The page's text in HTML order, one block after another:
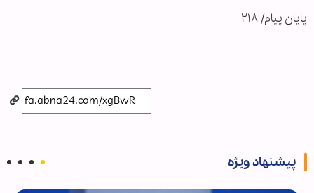
پایان پیام/ ۲۱۸
پیشنهاد ویژه